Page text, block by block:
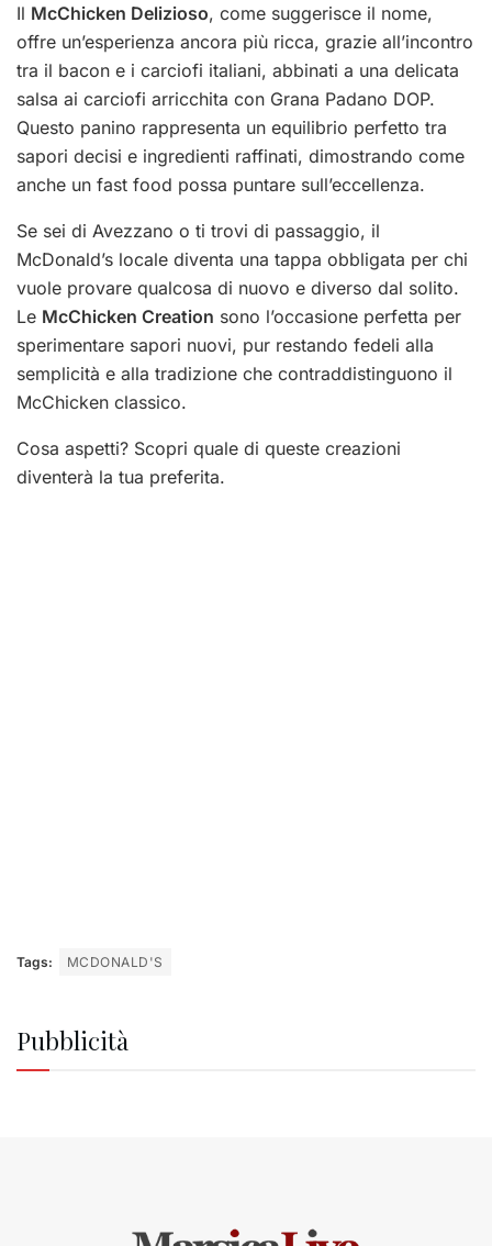
Il McChicken Delizioso, come suggerisce il nome,
offre un’esperienza ancora più ricca, grazie all’incontro
tra il bacon e i carciofi italiani, abbinati a una delicata
salsa ai carciofi arricchita con Grana Padano DOP.
Questo panino rappresenta un equilibrio perfetto tra
sapori decisi e ingredienti raffinati, dimostrando come
anche un fast food possa puntare sull’eccellenza.
Se sei di Avezzano o ti trovi di passaggio, il
McDonald’s locale diventa una tappa obbligata per chi
vuole provare qualcosa di nuovo e diverso dal solito.
Le McChicken Creation sono l’occasione perfetta per
sperimentare sapori nuovi, pur restando fedeli alla
semplicità e alla tradizione che contraddistinguono il
McChicken classico.
Cosa aspetti? Scopri quale di queste creazioni
diventerà la tua preferita.
Tags: MCDONALD'S
Pubblicità